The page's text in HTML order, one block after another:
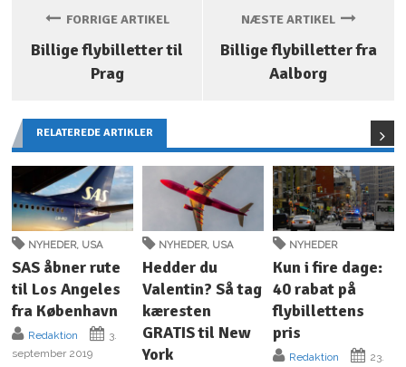
FORRIGE ARTIKEL
Billige flybilletter til
Prag
NÆSTE ARTIKEL
Billige flybilletter fra
Aalborg
RELATEREDE ARTIKLER
NYHEDER, USA
SAS åbner rute
til Los Angeles
fra København
Redaktion
3.
september 2019
NYHEDER, USA
Hedder du
Valentin? Så tag
kæresten
GRATIS til New
York
NYHEDER
Kun i fire dage:
40 rabat på
flybillettens
pris
Redaktion
23.